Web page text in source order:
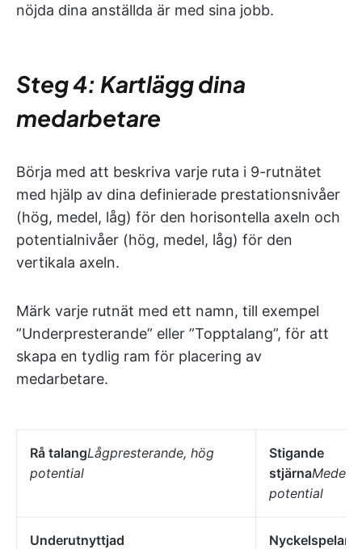
nöjda dina anställda är med sina jobb.
Steg 4: Kartlägg dina
medarbetare
Börja med att beskriva varje ruta i 9-rutnätet
med hjälp av dina definierade prestationsnivåer
(hög, medel, låg) för den horisontella axeln och
potentialnivåer (hög, medel, låg) för den
vertikala axeln.
Märk varje rutnät med ett namn, till exempel
”Underpresterande” eller ”Topptalang”, för att
skapa en tydlig ram för placering av
medarbetare.
Rå talangLågpresterande, hög
potential
Stigande
stjärna
potential
Underutnyttjad
Nyckelspelare